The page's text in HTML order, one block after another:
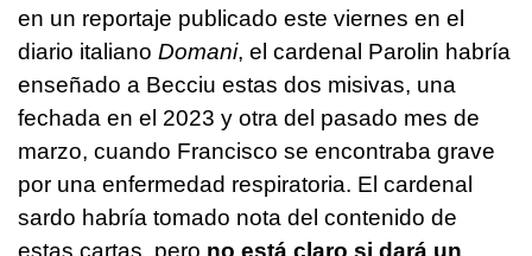
en un reportaje publicado este viernes en el
diario italiano Domani, el cardenal Parolin habría
enseñado a Becciu estas dos misivas, una
fechada en el 2023 y otra del pasado mes de
marzo, cuando Francisco se encontraba grave
por una enfermedad respiratoria. El cardenal
sardo habría tomado nota del contenido de